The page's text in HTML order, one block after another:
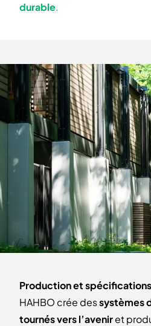
durable.
Production et
HAHBO crée dessystèmes
tournés vers l’aveniret